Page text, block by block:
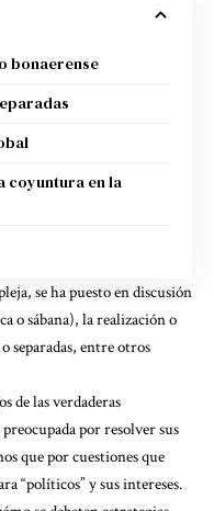
bonaerense
coyuntura en la
se ha puesto en discusión
o sábana), la realización o
separadas, entre otros
de las verdaderas
preocupada por resolver sus
que por cuestiones que
“políticos” y sus intereses.